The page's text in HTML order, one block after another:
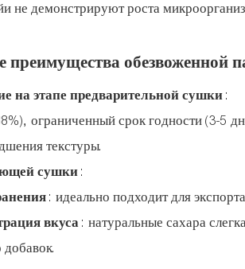
не демонстрируют роста
обезвоженной
на этапе предварительной сушки:
ограниченный срок годности (3-5
текстуры.
сушки:
: идеально подходит для
вкуса: натуральные сахара